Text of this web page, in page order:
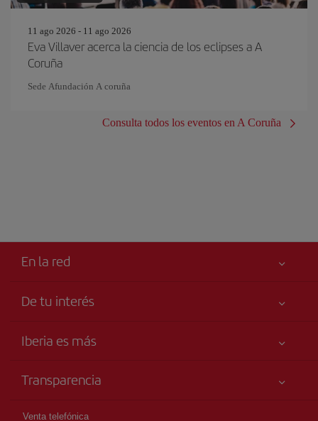
11 ago 2026 - 11 ago 2026
Eva Villaver acerca la ciencia de los eclipses a A
Coruña
Sede Afundación A coruña
Consulta todos los eventos en A Coruña
En la red
De tu interés
Accesibilidad
Mapa del sitio
Iberia es más
Grupo Iberia
Accionistas e Inversores
Transparencia
Venta telefónica